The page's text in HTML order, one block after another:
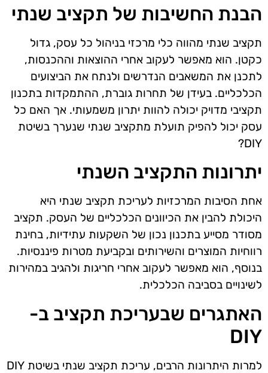
הבנת החשיבות של תקציב שנתי
תקציב שנתי מהווה כלי מרכזי בניהול כל עסק, גדול
כקטן. הוא מאפשר לעקוב אחרי ההוצאות וההכנסות,
לתכנן את המשאבים הנדרשים ולנתח את הביצועים
הכלכליים. בעידן של תחרות גוברת, ההתמקדות בתכנון
תקציבי מדויק יכולה להוות יתרון משמעותי. אך האם כל
עסק יכול להפיק תועלת מתקציב שנתי שנערך בשיטת
DIY?
יתרונות התקציב השנתי
אחת הסיבות המרכזיות לעריכת תקציב שנתי היא
היכולת להבין את הכיוונים הכלכליים של העסק. תקציב
מסודר מסייע בתכנון נכון של השקעות עתידיות, בחינת
רווחיות המוצרים והשירותים ובקביעת מטרות פיננסיות.
בנוסף, הוא מאפשר לעקוב אחרי חריגות ולהגיב במהירות
לשינויים בסביבה הכלכלית.
האתגרים שבעריכת תקציב ב-
DIY
למרות היתרונות הרבים, עריכת תקציב שנתי בשיטת DIY